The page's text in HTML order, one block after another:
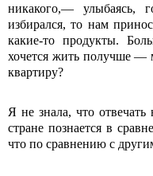
никакого,— улыбаясь,
избирался, то нам
какие-то продукты.
хочется жить получше
квартиру?
Я не знала, что
стране познается в
что по сравнению с